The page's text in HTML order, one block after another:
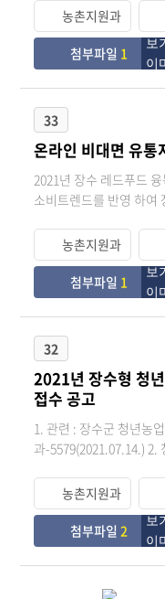
가. 사업명 : 2022년 청
5,000만원/1인(국비
: 만18∼만40세 미만 청
이상 영농에 종사한 병역
(2020.1.1.까지 경영체
경우에 한함] 2. 신청기간
∼ 8. 20.(금) 나. 접 수 처
청양식 : 소정양식[별지
처, 창업, 가공ㆍ관광 3. 추천 대상자 선발 가. 선발 사업량 : 1개소
나. 선발 방식 : 1차 서류, 2차 발
차는 장수군농업기술센
다.
농촌지원과
첨부파일 1
33
온라인 비대면 유통
2021년 장수 레드푸드
소비트렌드를 반영 하여
정계획을 아래와 같이
붙임문서를 확인하시어 신청
온라인 비대면 유통지원 사업 2. 공고 및 신청기간 : 2021
일 ~ 7월 26일 3. 신청장소 : (사)장수식품클러스터사업단 (장수읍
와동길 54-5) 4. 신청대상 : 관내 법인 및 개인 식품가공사업자 및
유통판매사업자 5. 지원내용 - 개별가공 상품의 판매용 홍보 영상
제작 - 개별 상품의 상세페이지 제작 - 온라인 쇼핑몰 입점, 프로모
션 기획 및 진행 - SNS 광고(유튜브, 페이스북 등) - 홍보물 제작(브
로셔, 카탈로그, 패키지,
20%에 한함 **필수사항 : 장수식품클러스터사업단 회원가입 6.
선정방법 : 현지심사(일
운영위원회 평가에 의하여 선정 7. 문 의 처 : (사)
터사업단(353-0421), 농
2838)
농촌지원과
첨부파일 1
32
2021년 장수형 청
접수 공고
1. 관련 : 장수군 청년농
과-5579(2021.07.14.) 2.
년창업농 영농정착지원
서는 관심있는 농업인들
랍니다. 가. 접수기간 : 2021. 7. 15.(목) ~ 2021. 7. 23.(금) 나. 사 업
량 : 3명 다. 지원대상 : 만
년 이하 농업인 라. 지원
마. 접 수 처 : 농업기술
농촌지원과
첨부파일2